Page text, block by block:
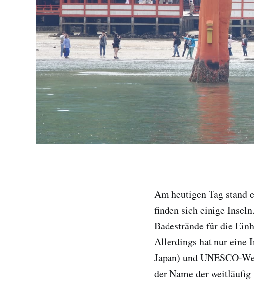
Am heutigen Tag stand
finden sich einige
Badestrände für die
Allerdings hat nur eine
Japan) und UNESCO-
der Name der